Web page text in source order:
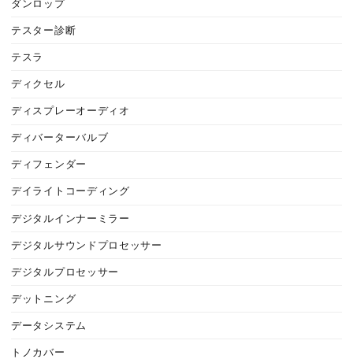
ダンロップ
テスター診断
テスラ
ディクセル
ディスプレーオーディオ
ディバーターバルブ
ディフェンダー
デイライトコーディング
デジタルインナーミラー
デジタルサウンドプロセッサー
デジタルプロセッサー
デットニング
データシステム
トノカバー